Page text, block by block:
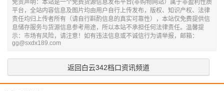
免责声明：本站是一个免费货源信息发布平台(非购物网站）属于非盈利性质
平台，全站内容信息及图片均由用户自行上传发布，版权、知识产权、法律
责任均归上传者所有（请自行斟酌信息的真实可靠性），本站仅免费提供信
息储存服务与货源信息参考用途，所以本站不承担任何法律责任。温馨提
示：市场有风险，请注意！如有违法信息或不诚信行为请举报，邮箱：
gg@sxdx189.com
返回白云342档口资讯频道